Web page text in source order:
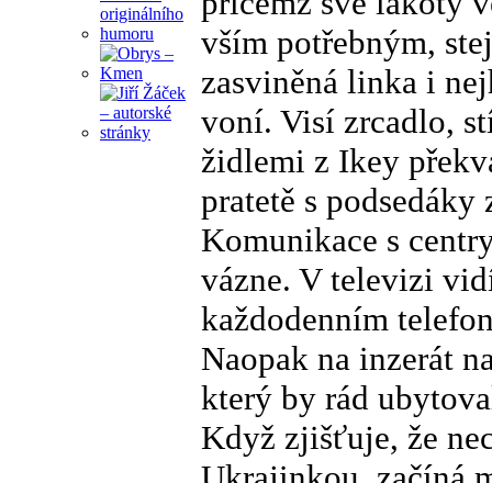
vším potřebným,
zasviněná linka i
voní. Visí zrcadlo,
židlemi z Ikey
pratetě s
Komunikace s
vázne. V televizi
každodenním
Naopak na inzerát
který by rád
Když zjišťuje, že